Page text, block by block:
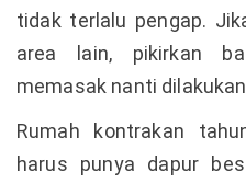
tidak terlalu pengap.
area lain, pikirkan
memasak nanti
Rumah kontrakan
harus punya dapur